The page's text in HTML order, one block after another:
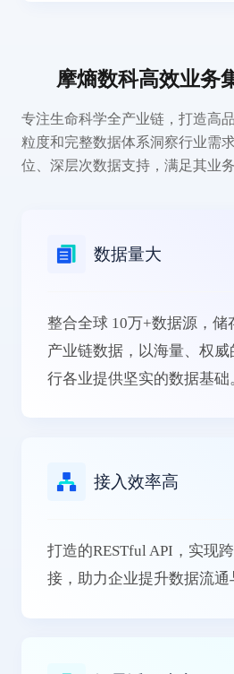
摩熵数科高效业务
专注生命科学全产业链，打造高
粒度和完整数据体系洞察行业需
位、深层次数据支持，满足其业
数据量大
整合全球 10万+数据源，储
产业链数据，以海量、权
行各业提供坚实的数据基础
接入效率高
打造的RESTful API，实现
接，助力企业提升数据流通